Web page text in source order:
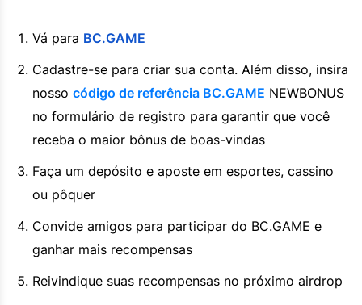
Vá para BC.GAME
Cadastre-se para criar sua conta. Além disso, insira
nosso código de referência BC.GAME NEWBONUS
no formulário de registro para garantir que você
receba o maior bônus de boas-vindas
Faça um depósito e aposte em esportes, cassino
ou pôquer
Convide amigos para participar do BC.GAME e
ganhar mais recompensas
Reivindique suas recompensas no próximo airdrop